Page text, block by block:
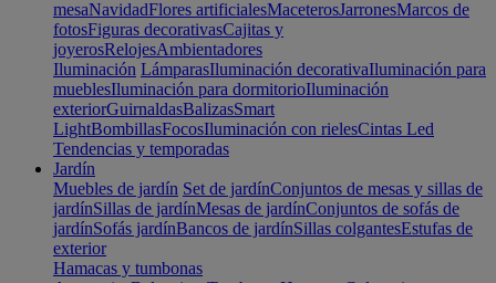
mesaNavidadFlores artificialesMaceterosJarronesMarcos de
fotosFiguras decorativasCajitas y
joyerosRelojesAmbientadores
Iluminación LámparasIluminación decorativaIluminación para
mueblesIluminación para dormitorioIluminación
exteriorGuirnaldasBalizasSmart
LightBombillasFocosIluminación con rielesCintas Led
Tendencias y temporadas
Jardín
Muebles de jardín Set de jardínConjuntos de mesas y sillas de
jardínSillas de jardínMesas de jardínConjuntos de sofás de
jardínSofás jardínBancos de jardínSillas colgantesEstufas de
exterior
Hamacas y tumbonas